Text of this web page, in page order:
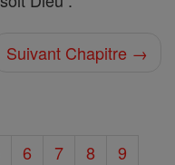
Suivant Chapitre →
6 7 8
9